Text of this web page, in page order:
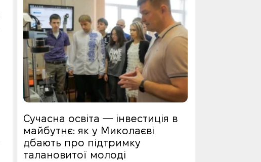
Сучасна освіта — інвестиція в
майбутнє: як у Миколаєві
дбають про підтримку
талановитої молоді